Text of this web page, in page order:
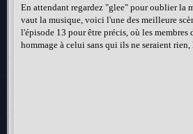
En attendant regardez "glee" pour oublier la
vaut la musique, voici l'une des meilleure
l'épisode 13 pour être précis, où les membres
hommage à celui sans qui ils ne seraient